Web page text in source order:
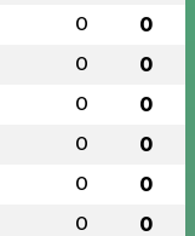
0 0
0 0
0 0
0 0
0 0
0 0